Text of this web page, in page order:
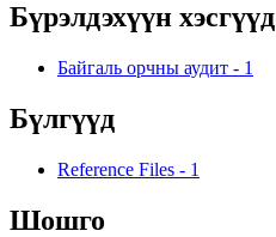
Бүрэлдэхүүн хэсгүүд
Байгаль орчны аудит - 1
Бүлгүүд
Reference Files - 1
Шошго